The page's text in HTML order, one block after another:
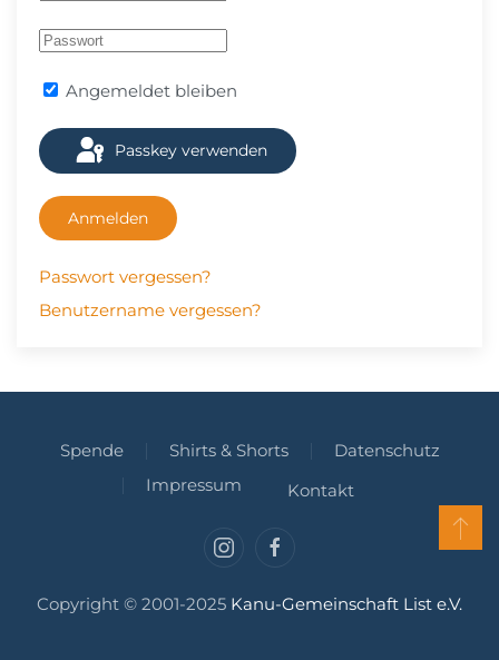
Angemeldet bleiben
Passkey verwenden
Anmelden
Passwort vergessen?
Benutzername vergessen?
Spende Shirts & Shorts
Datenschutz
Impressum
Kontakt
Copyright © 2001-2025 Kanu-Gemeinschaft List e.V.